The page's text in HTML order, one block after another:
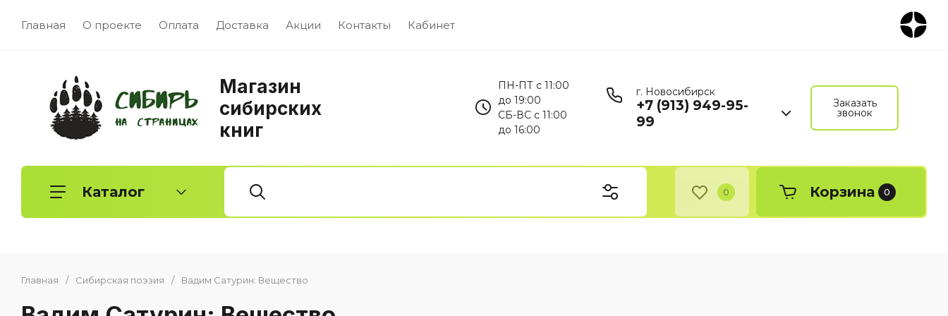
Главная О проекте Оплата Доставка Акции Контакты Кабинет
Магазин
сибирских
книг
ПН-ПТ с 11:00
до 19:00
СБ-ВС с 11:00
до 16:00
г. Новосибирск
+7 (913) 949-95-
99
Заказать
звонок
Художественная литература
Каталог 0 Корзина 0
Главная / Сибирская поэзия / Вадим Сатурин: Вещество